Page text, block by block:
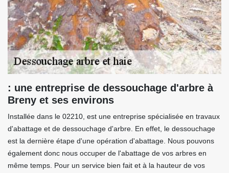
: une entreprise de dessouchage d'arbre à
Breny et ses environs
Installée dans le 02210, est une entreprise spécialisée en travaux
d'abattage et de dessouchage d'arbre. En effet, le dessouchage
est la dernière étape d'une opération d'abattage. Nous pouvons
également donc nous occuper de l'abattage de vos arbres en
même temps. Pour un service bien fait et à la hauteur de vos